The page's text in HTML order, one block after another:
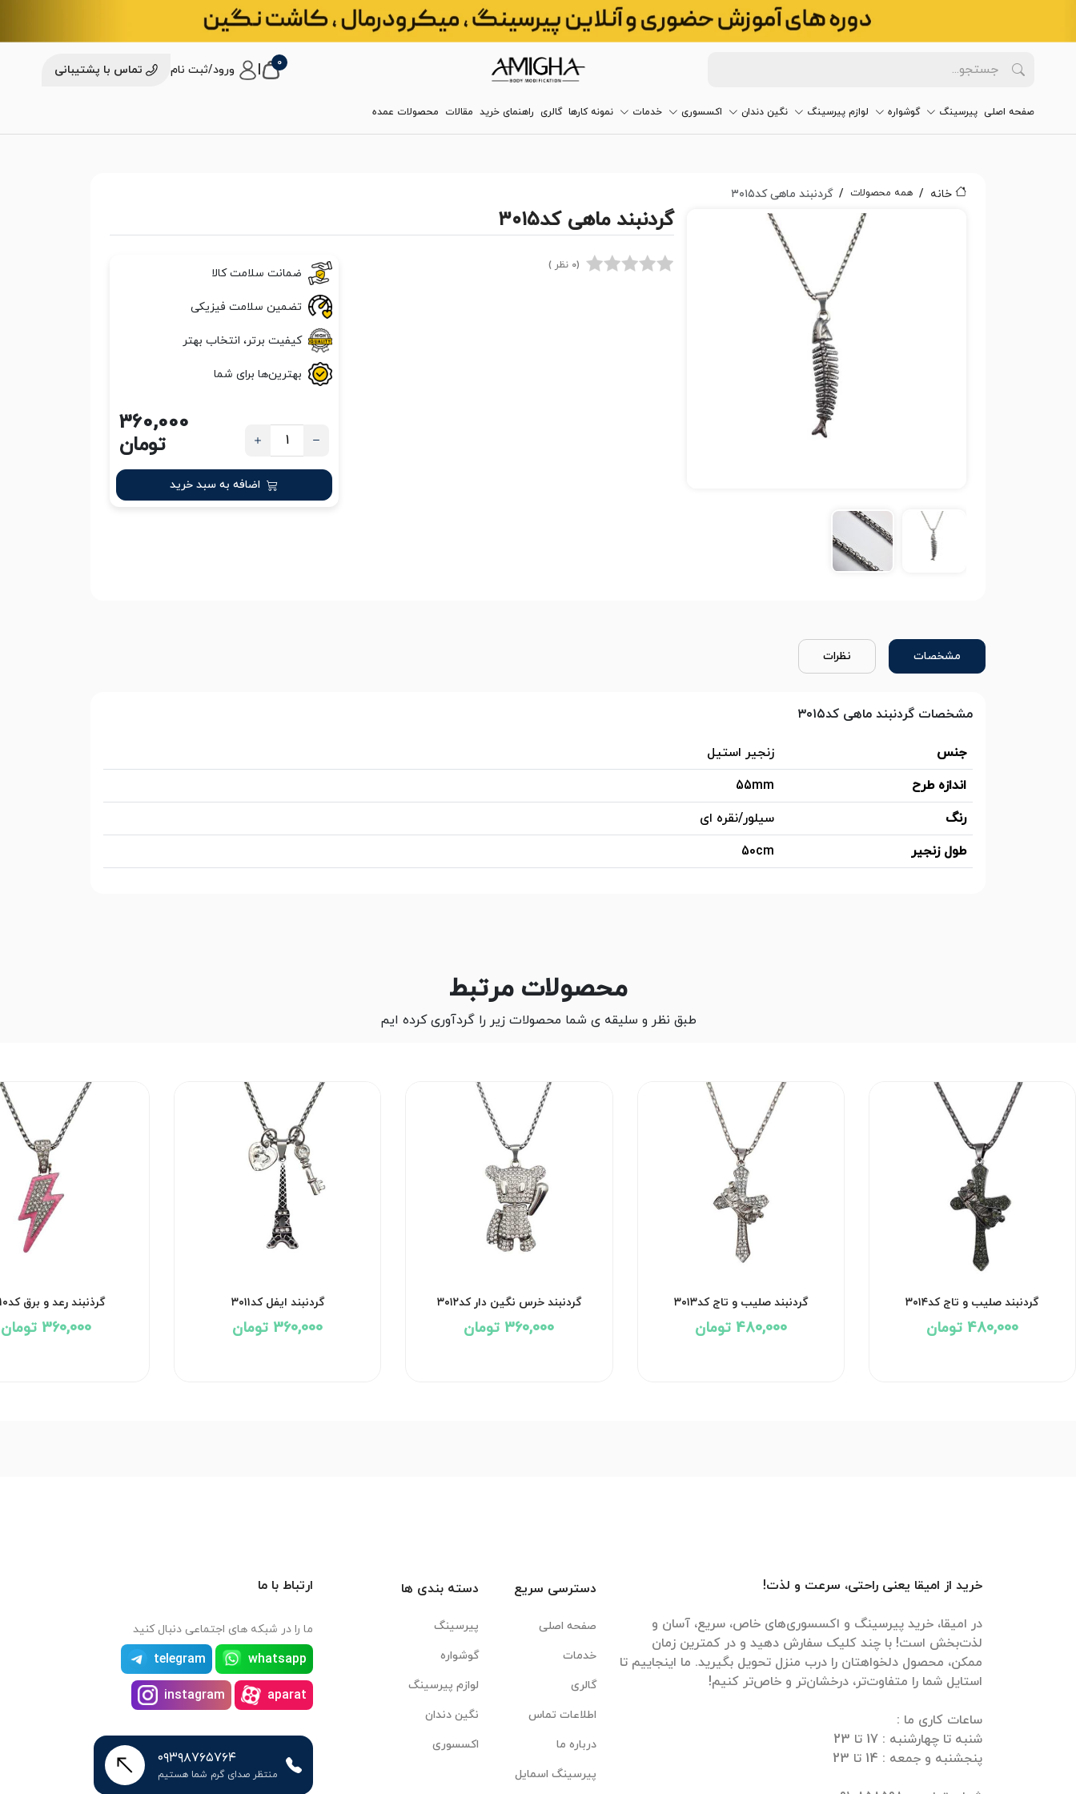
0 ورود/ثبت نام تماس با پشتیبانی
صفحه اصلی پیرسینگ گوشواره لوازم پیرسینگ نگین دندان اکسسوری خدمات نمونه کارها گالری راهنمای خرید مقالات محصولات عمده
خانه همه محصولات گردنبند ماهی کد۳۰۱۵
گردنبند ماهی کد۳۰۱۵
(0 نظر )
ضمانت سلامت کالا
تضمین سلامت فیزیکی
کیفیت برتر، انتخاب بهتر
بهترین‌ها برای شما
360,000
تومان
اضافه به سبد خرید
مشخصات نظرات
مشخصات گردنبند ماهی کد۳۰۱۵
جنس
زنجیر استیل
اندازه طرح
55mm
رنگ
سیلور/نقره ای
طول زنجیر
50cm
محصولات مرتبط
طبق نظر و سلیقه ی شما محصولات زیر را گردآوری کرده ایم
گردنبند صلیب و تاج کد۳۰۱۴
480,000 تومان
گردنبند صلیب و تاج کد۳۰۱۳
480,000 تومان
گردنبند خرس نگین دار کد۳۰۱۲
360,000 تومان
گردنبند ایفل کد۳۰۱۱
360,000 تومان
گرذنبند رعد و برق کد۳۰۱۰
360,000 تومان
خرید از امیقا یعنی راحتی، سرعت و لذت!
در امیقا، خرید پیرسینگ و اکسسوری‌های خاص، سریع، آسان و
لذت‌بخش است! با چند کلیک سفارش دهید و در کمترین زمان
ممکن، محصول دلخواهتان را درب منزل تحویل بگیرید. ما اینجاییم تا
دسترسی سریع
صفحه اصلی
خدمات
گالری
اطلاعات تماس
درباره ما
پیرسینگ اسمایل
دسته بندی ها
پیرسینگ
گوشواره
لوازم پیرسینگ
نگین دندان
اکسسوری
ارتباط با ما
ما را در شبکه های اجتماعی دنبال کنید
whatsapp
telegram
aparat
instagram
۰۹۳۹۸۷۶۵۷۶۴
منتظر صدای گرم شما هستیم